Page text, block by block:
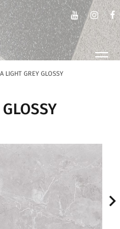
LIGHT GREY GLOSSY